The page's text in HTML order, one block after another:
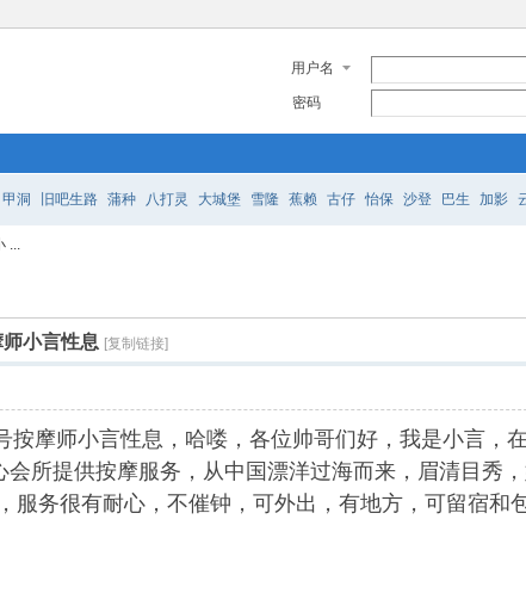
用户名
密码
甲洞 旧吧生路 蒲种 八打灵 大城堡 雪隆 蕉赖 古仔 怡保 沙登 巴生 加影
...
小言性息 [复制链接]
按摩师小言性息，哈喽，各位帅哥们好，我是小言，
所提供按摩服务，从中国漂洋过海而来，眉清目秀
服务很有耐心，不催钟，可外出，有地方，可留宿和